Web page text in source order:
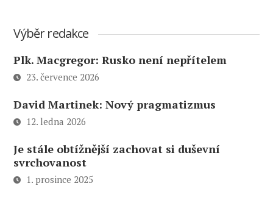
Výběr redakce
Plk. Macgregor: Rusko není nepřítelem
23. července 2026
David Martinek: Nový pragmatizmus
12. ledna 2026
Je stále obtížnější zachovat si duševní
svrchovanost
1. prosince 2025